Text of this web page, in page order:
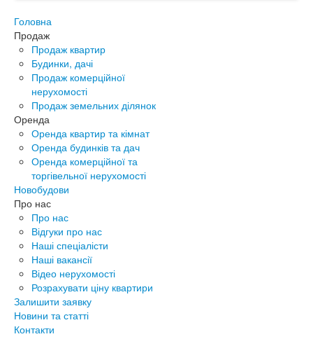
Головна
Продаж
Продаж квартир
Будинки, дачі
Продаж комерційної
нерухомості
Продаж земельних ділянок
Оренда
Оренда квартир та кімнат
Оренда будинків та дач
Оренда комерційної та
торгівельної нерухомості
Новобудови
Про нас
Про нас
Відгуки про нас
Наші спеціалісти
Наші вакансії
Відео нерухомості
Розрахувати ціну квартири
Залишити заявку
Новини та статті
Контакти